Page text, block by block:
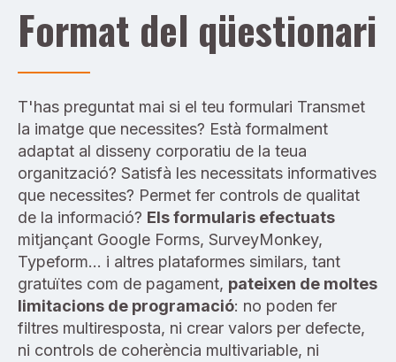
Format del qüestionari
T'has preguntat mai si el teu formulari Transmet
la imatge que necessites? Està formalment
adaptat al disseny corporatiu de la teua
organització? Satisfà les necessitats informatives
que necessites? Permet fer controls de qualitat
de la informació? Els formularis efectuats
mitjançant Google Forms, SurveyMonkey,
Typeform… i altres plataformes similars, tant
gratuïtes com de pagament, pateixen de moltes
limitacions de programació: no poden fer
filtres multiresposta, ni crear valors per defecte,
ni controls de coherència multivariable, ni